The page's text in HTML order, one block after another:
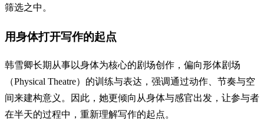
筛选之中。
用身体打开写作的起点
韩雪卿长期从事以身体为核心的剧场创作，偏向形体剧场
（Physical Theatre）的训练与表达，强调通过动作、节奏与空
间来建构意义。因此，她更倾向从身体与感官出发，让参与者
在半天的过程中，重新理解写作的起点。